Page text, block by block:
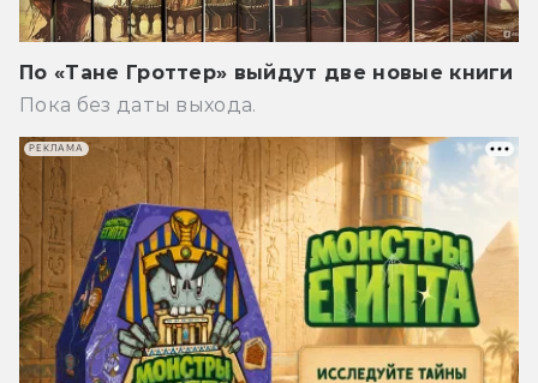
По «Тане Гроттер» выйдут две новые книги
Пока без даты выхода.
РЕКЛАМА